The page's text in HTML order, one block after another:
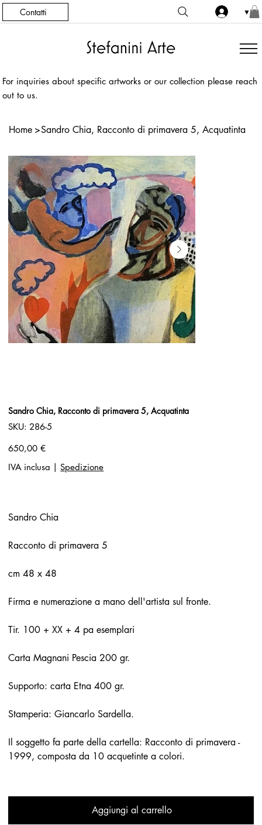
Contatti ▼
For inquiries about specific artworks or our collection please reach
out to us.
Home >Sandro Chia, Racconto di primavera 5, Acquatinta
Sandro Chia, Racconto di primavera 5, Acquatinta
SKU:
SKU
286-
286-5
Prezzo
650,00 €
IVA inclusa
Spedizione
Sandro Chia
Racconto di primavera 5
cm 48 x 48
Firma e numerazione a mano dell'artista sul fronte.
Tir. 100 + XX + 4 pa esemplari
Carta Magnani Pescia 200 gr.
Supporto: carta Etna 400 gr.
Stamperia: Giancarlo Sardella.
Il soggetto fa parte della cartella: Racconto di primavera -
1999, composta da 10 acquetinte a colori.
Aggiungi al carrello